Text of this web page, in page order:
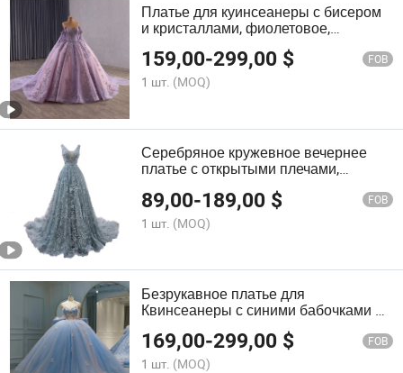
Платье для куинсеанеры с бисером
и кристаллами, фиолетовое,
баллонного силуэта Yao29
159,00-299,00 $ FOB
1 шт. (MOQ)
Серебряное кружевное вечернее
платье с открытыми плечами,
выпускного бала Yao52
89,00-189,00 $ FOB
1 шт. (MOQ)
Безрукавное платье для
Квинсеанеры с синими бабочками и
пайетками, свадебное бальное
платье E985
169,00-299,00 $ FOB
1 шт. (MOQ)